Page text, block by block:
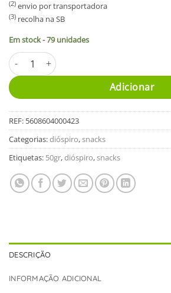
(2) envio por transportadora
(3) recolha na SB
Em stock - 79 unidades
Quantidade de Snack de Dióspiro
Adicionar
Alternative:
REF: 5608604000423
Categorias:dióspiro,snacks
Etiquetas: 50gr,dióspiro,snacks
DESCRIÇÃO
INFORMAÇÃO ADICIONAL